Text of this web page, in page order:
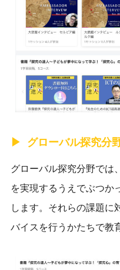
グローバル探究分
グローバル探究分野では
を実現するうえでぶつか
し ます。それらの課題に
バイスを行うかたちで教